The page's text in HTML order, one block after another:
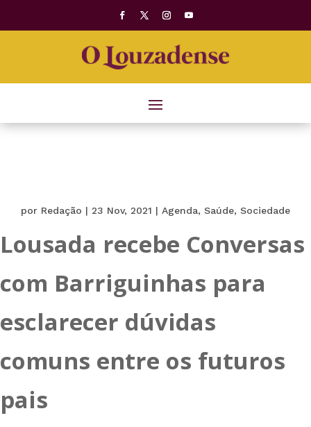
por Redação | 23 Nov, 2021 | Agenda, Saúde, Sociedade
Lousada recebe Conversas
com Barriguinhas para
esclarecer dúvidas
comuns entre os futuros
pais